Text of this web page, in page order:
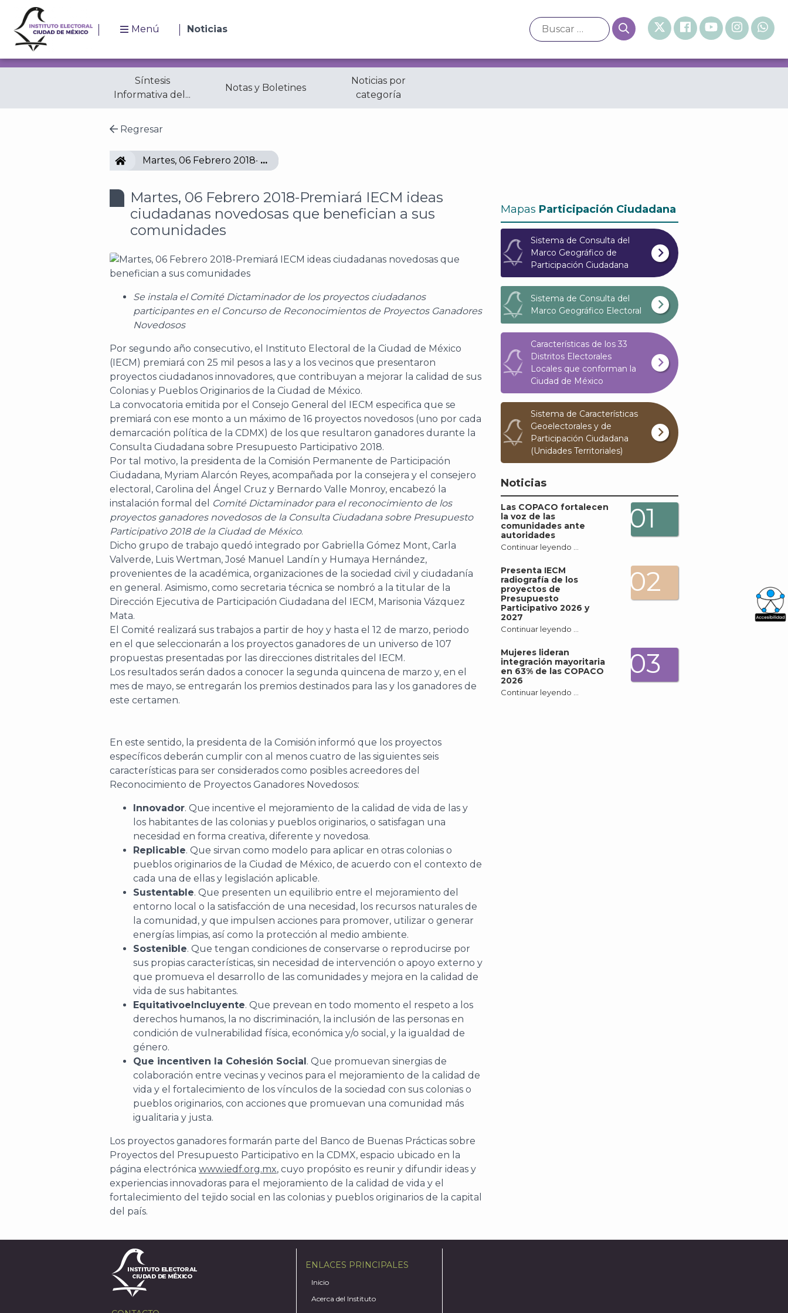
Menú Noticias
Síntesis
Informativa del...
Notas y Boletines
Noticias por
categoría
Regresar
IECMMartes, 06 Febrero 2018-Premiará IECM ideas ciudadanas novedosas que benefician a sus comunidades
Martes, 06 Febrero 2018-Premiará IECM ideas
ciudadanas novedosas que benefician a sus
comunidades
Se instala el Comité Dictaminador de los proyectos ciudadanos
participantes en el Concurso de Reconocimientos de Proyectos Ganadores
Novedosos
Por segundo año consecutivo, el Instituto Electoral de la Ciudad de México
(IECM) premiará con 25 mil pesos a las y a los vecinos que presentaron
proyectos ciudadanos innovadores, que contribuyan a mejorar la calidad de sus
Colonias y Pueblos Originarios de la Ciudad de México.
La convocatoria emitida por el Consejo General del IECM especifica que se
premiará con ese monto a un máximo de 16 proyectos novedosos (uno por cada
demarcación política de la CDMX) de los que resultaron ganadores durante la
Consulta Ciudadana sobre Presupuesto Participativo 2018.
Por tal motivo, la presidenta de la Comisión Permanente de Participación
Ciudadana, Myriam Alarcón Reyes, acompañada por la consejera y el consejero
electoral, Carolina del Ángel Cruz y Bernardo Valle Monroy, encabezó la
instalación formal del
Comité Dictaminador para el reconocimiento de los
proyectos ganadores novedosos de la Consulta Ciudadana sobre Presupuesto
Participativo 2018 de la Ciudad de México.
Dicho grupo de trabajo quedó integrado por Gabriella Gómez Mont, Carla
Valverde, Luis Wertman, José Manuel Landín y Humaya Hernández,
provenientes de la académica, organizaciones de la sociedad civil y ciudadanía
en general. Asimismo, como secretaria técnica se nombró a la titular de la
Dirección Ejecutiva de Participación Ciudadana del IECM, Marisonia Vázquez
Mata.
El Comité realizará sus trabajos a partir de hoy y hasta el 12 de marzo, periodo
en el que seleccionarán a los proyectos ganadores de un universo de 107
propuestas presentadas por las direcciones distritales del IECM.
Los resultados serán dados a conocer la segunda quincena de marzo y, en el
mes de mayo, se entregarán los premios destinados para las y los ganadores de
este certamen.
En este sentido, la presidenta de la Comisión informó que los proyectos
específicos deberán cumplir con al menos cuatro de las siguientes seis
características para ser considerados como posibles acreedores del
Reconocimiento de Proyectos Ganadores Novedosos:
Innovador. Que incentive el mejoramiento de la calidad de vida de las y
los habitantes de las colonias y pueblos originarios, o satisfagan una
necesidad en forma creativa, diferente y novedosa.
Replicable. Que sirvan como modelo para aplicar en otras colonias o
pueblos originarios de la Ciudad de México, de acuerdo con el contexto de
cada una de ellas y legislación aplicable.
Sustentable. Que presenten un equilibrio entre el mejoramiento del
entorno local o la satisfacción de una necesidad, los recursos naturales de
la comunidad, y que impulsen acciones para promover, utilizar o generar
energías limpias, así como la protección al medio ambiente.
Sostenible. Que tengan condiciones de conservarse o reproducirse por
sus propias características, sin necesidad de intervención o apoyo externo y
que promueva el desarrollo de las comunidades y mejora en la calidad de
vida de sus habitantes.
EquitativoeIncluyente. Que prevean en todo momento el respeto a los
derechos humanos, la no discriminación, la inclusión de las personas en
condición de vulnerabilidad física, económica y/o social, y la igualdad de
género.
Que incentiven la Cohesión Social. Que promuevan sinergias de
colaboración entre vecinas y vecinos para el mejoramiento de la calidad de
vida y el fortalecimiento de los vínculos de la sociedad con sus colonias o
pueblos originarios, con acciones que promuevan una comunidad más
igualitaria y justa.
Los proyectos ganadores formarán parte del Banco de Buenas Prácticas sobre
Proyectos del Presupuesto Participativo en la CDMX, espacio ubicado en la
página electrónica www.iedf.org.mx, cuyo propósito es reunir y difundir ideas y
experiencias innovadoras para el mejoramiento de la calidad de vida y el
fortalecimiento del tejido social en las colonias y pueblos originarios de la capital
del país.
Mapas Participación Ciudadana
Sistema de Consulta del
Marco Geográfico de
Participación Ciudadana
Sistema de Consulta del
Marco Geográfico Electoral
Características de los 33
Distritos Electorales
Locales que conforman la
Ciudad de México
Sistema de Características
Geoelectorales y de
Participación Ciudadana
(Unidades Territoriales)
Noticias
Las COPACO fortalecen
la voz de las
comunidades ante
autoridades
Continuar leyendo …
01
Presenta IECM
radiografía de los
proyectos de
Presupuesto
Participativo 2026 y
2027
Continuar leyendo …
02
Mujeres lideran
integración mayoritaria
en 63% de las COPACO
2026
Continuar leyendo …
03
ENLACES PRINCIPALES
Inicio
Acerca del Instituto